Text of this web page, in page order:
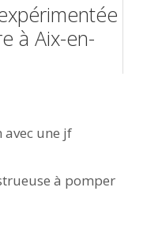
à Aix-en-
une jf
à pomper